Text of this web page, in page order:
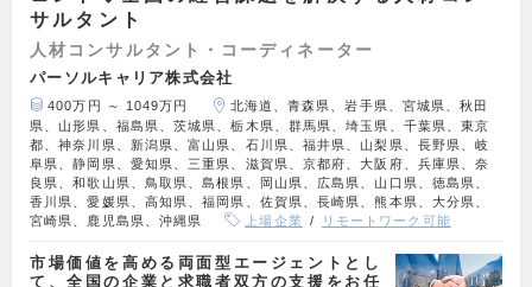
サルタント
人材コンサルタント・コーディネーター
パーソルキャリア株式会社
400万円 ～ 1049万円
北海道、青森県、岩手県、宮城県、秋田
県、山形県、福島県、茨城県、栃木県、群馬県、埼玉県、千葉県、東京
都、神奈川県、新潟県、富山県、石川県、福井県、山梨県、長野県、岐
阜県、静岡県、愛知県、三重県、滋賀県、京都府、大阪府、兵庫県、奈
良県、和歌山県、鳥取県、島根県、岡山県、広島県、山口県、徳島県、
香川県、愛媛県、高知県、福岡県、佐賀県、長崎県、熊本県、大分県、
宮崎県、鹿児島県、沖縄県
上場企業 リモートワーク可能
市場価値を高める両面型エージェントとし
て、全国の企業と求職者双方の支援をお任